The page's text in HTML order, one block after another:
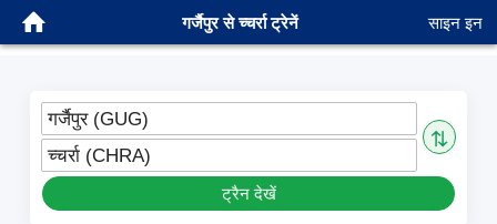
गर्जैपुर से च्चर्रा ट्रेनें साइन इन
गर्जैपुर (GUG)
⇅
च्चर्रा (CHRA)
ट्रैन देखें